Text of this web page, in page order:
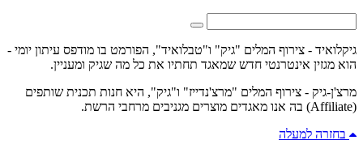
גיקלואיד - צירוף המלים "גיק" ו"טבלואיד", הפורמט בו מודפס עיתון יומי -
הוא מגזין אינטרנטי חדש שמאגד תחתיו את כל מה שגיק ומעניין.
מרצ'ן-גיק - צירוף המלים "מרצ'נדייז" ו"גיק", היא חנות תכנית שותפים
(Affiliate) בה אנו מאגדים מוצרים מגניבים מרחבי הרשת.
בחזרה למעלה